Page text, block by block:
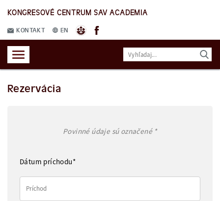
KONGRESOVÉ CENTRUM SAV ACADEMIA
KONTAKT EN
Rezervácia
Povinné údaje sú označené *
Dátum príchodu*